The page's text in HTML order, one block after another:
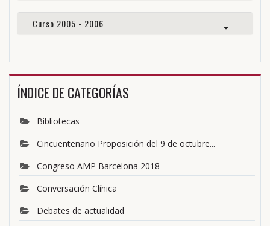
Curso 2005 - 2006
ÍNDICE DE CATEGORÍAS
Bibliotecas
Cincuentenario Proposición del 9 de octubre...
Congreso AMP Barcelona 2018
Conversación Clínica
Debates de actualidad